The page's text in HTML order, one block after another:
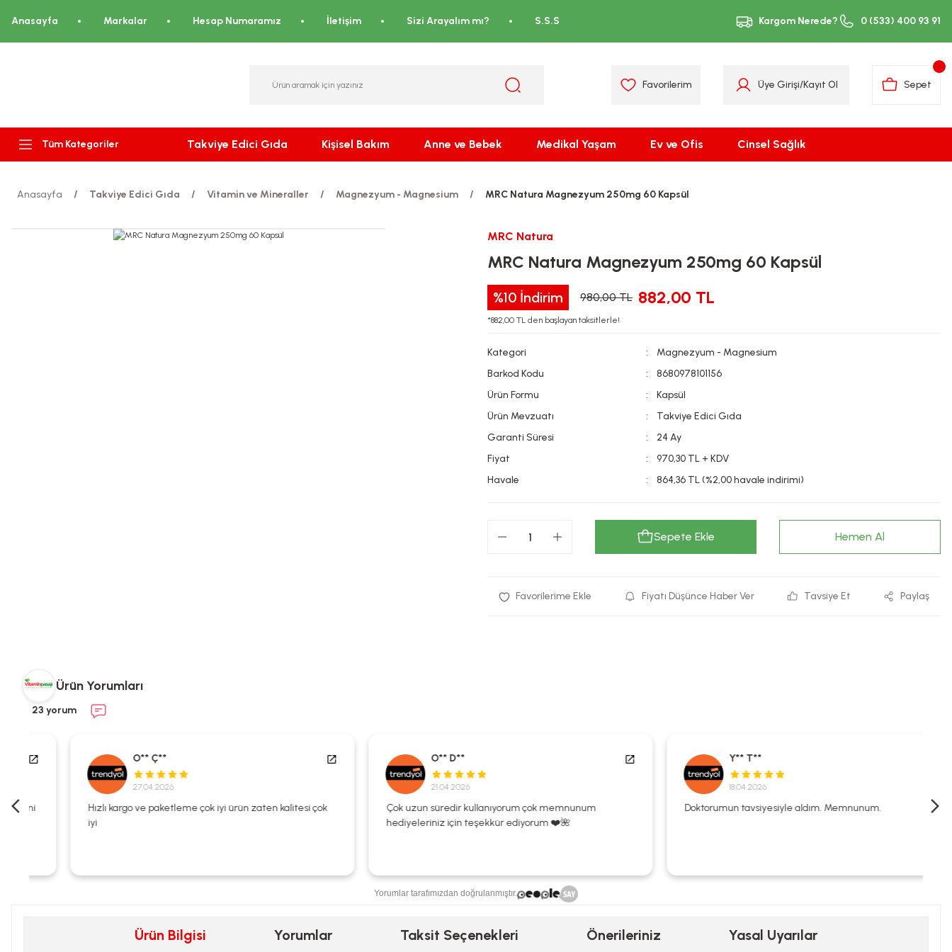
Anasayfa Markalar Hesap Numaramız İletişim Sizi Arayalım mı? S.S.S Kargom Nerede? 0 (533) 400 93 91
Favorilerim Üye Girişi/Kayıt Ol Sepet
Tüm Kategoriler Takviye Edici Gıda Kişisel Bakım Anne ve Bebek Medikal Yaşam Ev ve Ofis Cinsel Sağlık
Anasayfa Takviye Edici Gıda Vitamin ve Mineraller Magnezyum - Magnesium MRC Natura Magnezyum 250mg 60 Kapsül
MRC Natura
MRC Natura Magnezyum 250mg 60 Kapsül
%10 İndirim 980,00 TL 882,00 TL
*882,00 TL den başlayan taksitlerle!
Kategori
Magnezyum - Magnesium
Barkod Kodu
8680978101156
Ürün Formu
Kapsül
Ürün Mevzuatı
Takviye Edici Gıda
Garanti Süresi
24 Ay
Fiyat
970,30 TL + KDV
Havale
864,36 TL (%2,00 havale indirimi)
Sepete Ekle Hemen Al
Fiyatı Düşünce Haber Ver Tavsiye Et Paylaş
Ürün Yorumları
23 yorum
O** Ç**
27.04.2026
Hızlı kargo ve paketleme çok iyi ürün zaten kalitesi çok
O** D**
21.04.2026
Çok uzun süredir kullanıyorum çok memnunum
hediyeleriniz için teşekkür ediyorum ❤️🌺
Y** T**
18.04.2026
Doktorumun tavsiyesiyle aldım. Memnunum.
Yorumlar tarafımızdan doğrulanmıştır.
Ürün Bilgisi Yorumlar Taksit Seçenekleri Önerileriniz Yasal Uyarılar